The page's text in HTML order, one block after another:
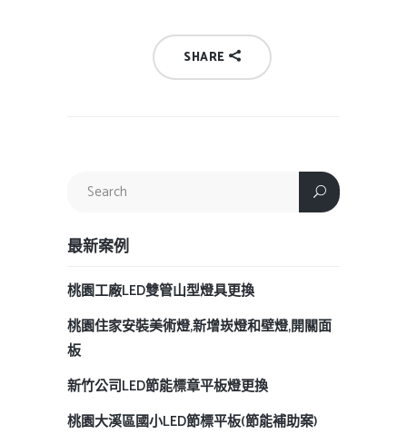
SHARE
最新案例
桃園工廠LED雙管山型燈具更換
桃園住家安裝美術燈,新增崁燈和壁燈,開關面
板
新竹公司LED節能標章平板燈更換
桃園大溪區國小LED節標平板(節能補助案)